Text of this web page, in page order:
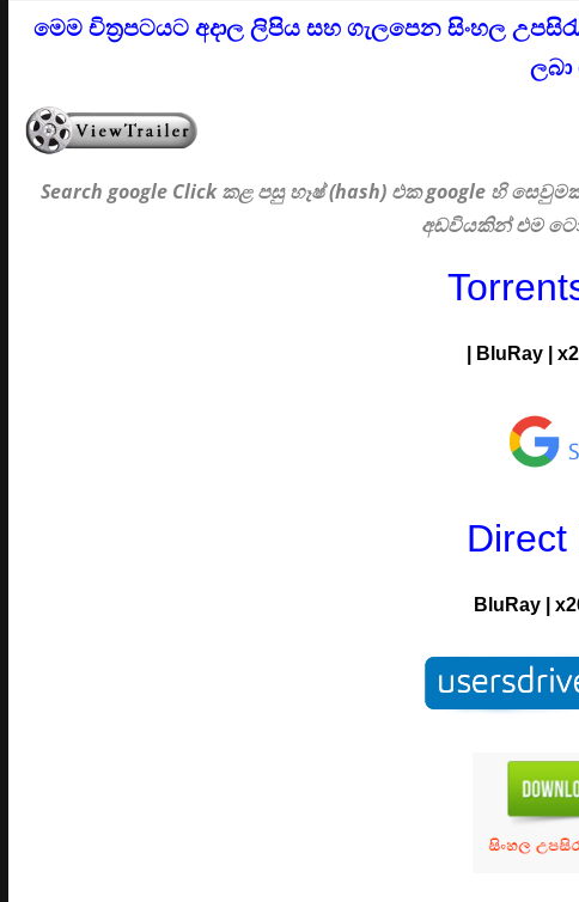
මෙම චිත්‍රපටයට අදාල ලිපිය සහ ගැලපෙන සිංහල
Search google Clickකළ පසු හෑෂ් (hash) එක google හි
අඩවියකින් එම
BluRay|
Direct
BluRay|